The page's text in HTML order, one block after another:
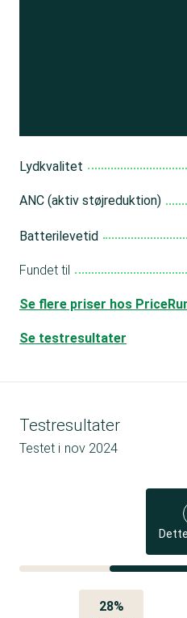
Lydkvalitet
ANC (aktiv støjreduktion)
Batterilevetid
Fundet til
Se flere priser hos
Se testresultater
Testresultater
Testet i nov 2024
28%